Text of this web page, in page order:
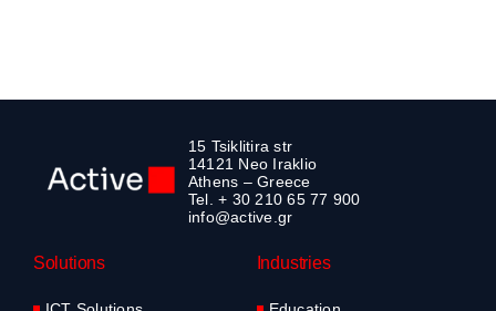
15 Tsiklitira str
14121 Neo Iraklio
Athens – Greece
Tel. + 30 210 65 77 900
info@active.gr
Solutions Industries